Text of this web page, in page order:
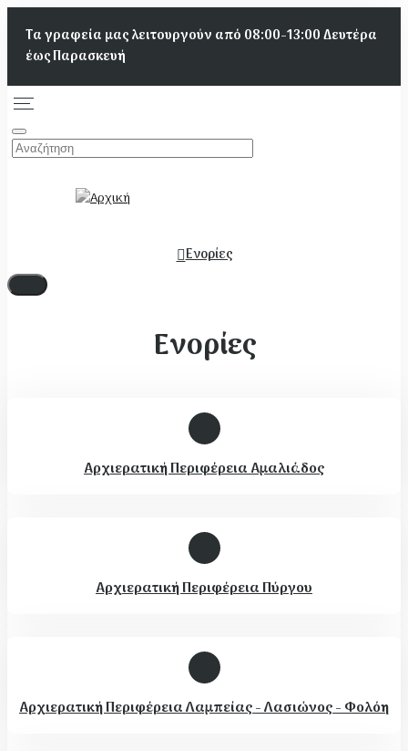
προς
κυρίως
περιεχόμενο
Τα γραφεία μας λειτουργούν από 08:00-13:00 Δευτέρα
έως Παρασκευή
Κεντρική
πλοήγηση
Ενορίες
Ενορίες
Αρχιερατική Περιφέρεια Αμαλιάδος
Αρχιερατική Περιφέρεια Πύργου
Αρχιερατική Περιφέρεια Λαμπείας - Λασιώνος - Φολόη